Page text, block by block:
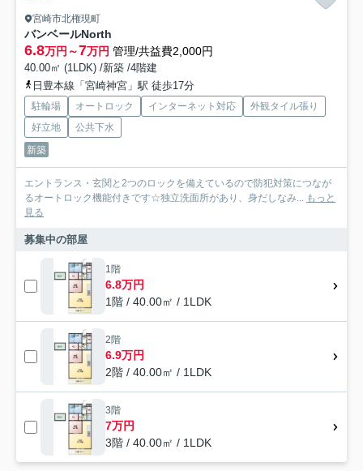
宮崎市北権現町
バンベールNorth
6.8万円～7万円 管理/共益費2,000円
40.00㎡ (1LDK) /新築 /4階建
日豊本線「宮崎神宮」駅 徒歩17分
駐輪場 オートロック インターネット対応
外観タイル張り
好立地
公共下水
新築
エントランス・玄関と2つのロックを備えているので防犯対策につなが
るオートロック機能付きです☆独立洗面所があり、身だしなみ... もっと
見る
募集中の部屋
1階
6.8万円
1階 / 40.00㎡ / 1LDK
2階
6.9万円
2階 / 40.00㎡ / 1LDK
3階
7万円
3階 / 40.00㎡ / 1LDK